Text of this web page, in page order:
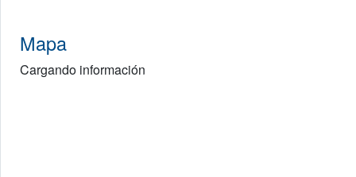
Mapa
Cargando información